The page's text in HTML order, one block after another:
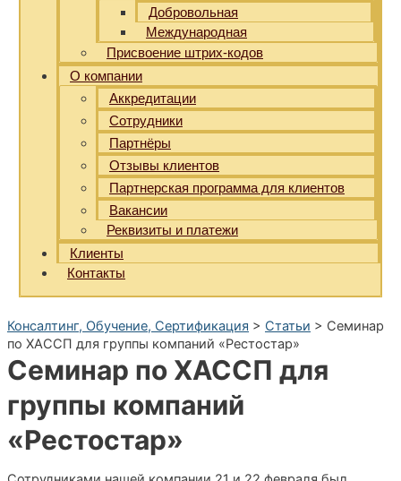
Добровольная
Международная
Присвоение штрих-кодов
О компании
Аккредитации
Сотрудники
Партнёры
Отзывы клиентов
Партнерская программа для клиентов
Вакансии
Реквизиты и платежи
Клиенты
Контакты
Консалтинг, Обучение, Сертификация > Статьи > Семинар
по ХАССП для группы компаний «Рестостар»
Семинар по ХАССП для
группы компаний
«Рестостар»